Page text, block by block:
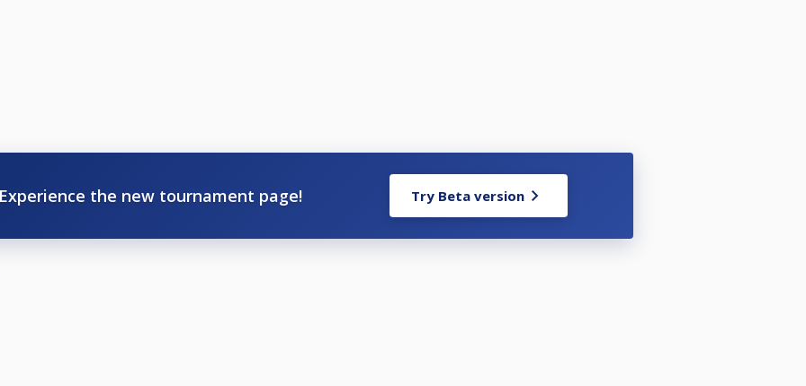
att få en faktura för spelarens startavgift.
Experience the new tournament page! Try Beta version